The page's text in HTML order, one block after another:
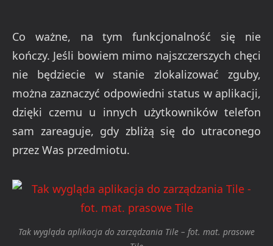
Co ważne, na tym funkcjonalność się nie
kończy. Jeśli bowiem mimo najszczerszych chęci
nie będziecie w stanie zlokalizować zguby,
można zaznaczyć odpowiedni status w aplikacji,
dzięki czemu u innych użytkowników telefon
sam zareaguje, gdy zbliżą się do utraconego
przez Was przedmiotu.
Tak wygląda aplikacja do zarządzania Tile – fot. mat. prasowe